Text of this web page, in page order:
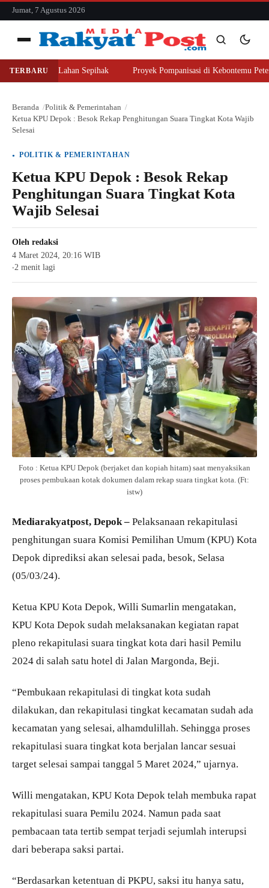
konten
Jumat, 7 Agustus 2026
Menu
Cari
Cari
TERBARU
Beli Lahan Sepihak Proyek Pompanisasi di Kebontemu
Beranda
Politik & Pemerintahan
Ketua KPU Depok : Besok Rekap Penghitungan Suara Tingkat Kota Wajib
Selesai
POLITIK & PEMERINTAHAN
Ketua KPU Depok : Besok Rekap
Penghitungan Suara Tingkat Kota
Wajib Selesai
Oleh redaksi
4 Maret 2024, 20:16 WIB
●2 menit lagi
Foto : Ketua KPU Depok (berjaket dan kopiah hitam) saat menyaksikan
proses pembukaan kotak dokumen dalam rekap suara tingkat kota. (Ft:
istw)
Mediarakyatpost, Depok – Pelaksanaan rekapitulasi
penghitungan suara Komisi Pemilihan Umum (KPU) Kota
Depok diprediksi akan selesai pada, besok, Selasa
(05/03/24).
Ketua KPU Kota Depok, Willi Sumarlin mengatakan,
KPU Kota Depok sudah melaksanakan kegiatan rapat
pleno rekapitulasi suara tingkat kota dari hasil Pemilu
2024 di salah satu hotel di Jalan Margonda, Beji.
“Pembukaan rekapitulasi di tingkat kota sudah
dilakukan, dan rekapitulasi tingkat kecamatan sudah ada
kecamatan yang selesai, alhamdulillah. Sehingga proses
rekapitulasi suara tingkat kota berjalan lancar sesuai
target selesai sampai tanggal 5 Maret 2024,” ujarnya.
Willi mengatakan, KPU Kota Depok telah membuka rapat
rekapitulasi suara Pemilu 2024. Namun pada saat
pembacaan tata tertib sempat terjadi sejumlah interupsi
dari beberapa saksi partai.
“Berdasarkan ketentuan di PKPU, saksi itu hanya satu,